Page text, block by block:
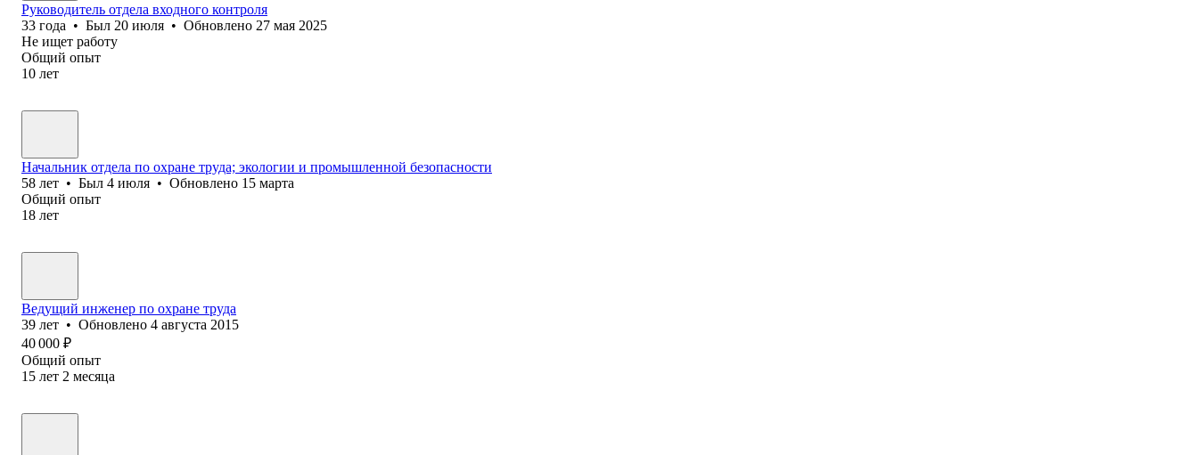
Руководитель отдела входного контроля
33 года • Был 20 июля • Обновлено 27 мая 2025
Не ищет работу
Общий опыт
10 лет
Начальник отдела по охране труда; экологии и промышленной безопасности
58 лет • Был 4 июля • Обновлено 15 марта
Общий опыт
18 лет
Ведущий инженер по охране труда
39 лет • Обновлено 4 августа 2015
40 000 ₽
Общий опыт
15 лет 2 месяца